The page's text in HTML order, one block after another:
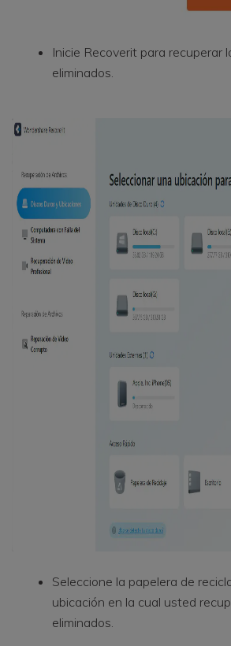
Inicie Recoverit para recuperar
eliminados.
Seleccione la papelera de
ubicación en la cual usted
eliminados.